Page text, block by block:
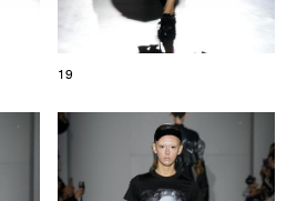
19